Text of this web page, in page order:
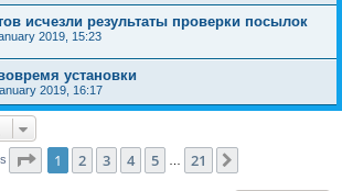
исчезли результаты проверки посылок
2019, 15:23
установки
2019, 16:17
Page 1of 21
1 2 3 4 5 21